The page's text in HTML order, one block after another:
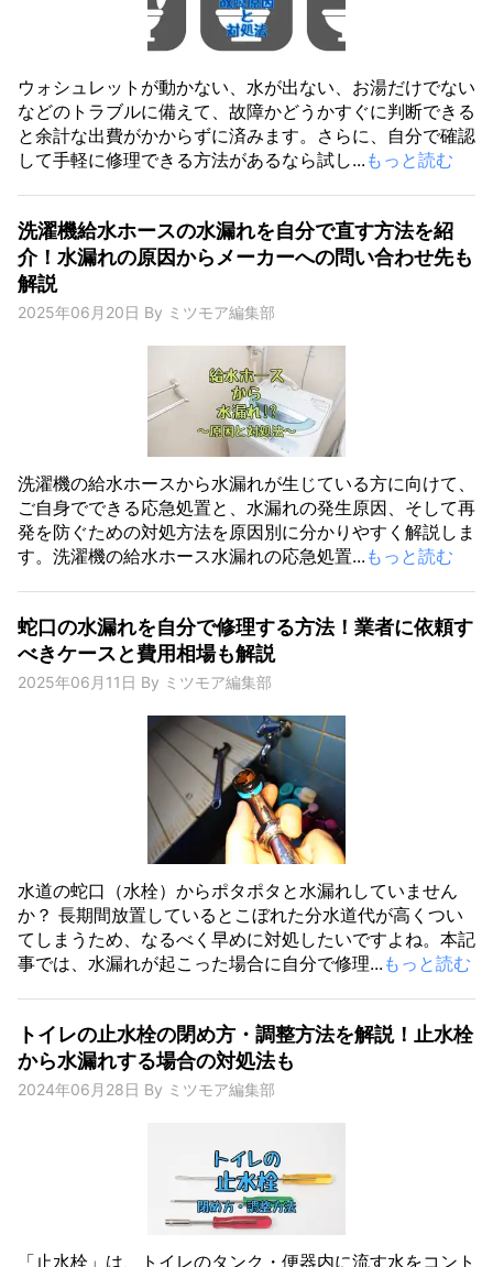
ウォシュレットが動かない、水が出ない、お湯だけでない
などのトラブルに備えて、故障かどうかすぐに判断できる
と余計な出費がかからずに済みます。さらに、自分で確認
して手軽に修理できる方法があるなら試し... もっと読む
洗濯機給水ホースの水漏れを自分で直す方法を紹
介！水漏れの原因からメーカーへの問い合わせ先も
解説
2025年06月20日 By ミツモア編集部
洗濯機の給水ホースから水漏れが生じている方に向けて、
ご自身でできる応急処置と、水漏れの発生原因、そして再
発を防ぐための対処方法を原因別に分かりやすく解説しま
す。洗濯機の給水ホース水漏れの応急処置... もっと読む
蛇口の水漏れを自分で修理する方法！業者に依頼す
べきケースと費用相場も解説
2025年06月11日 By ミツモア編集部
水道の蛇口（水栓）からポタポタと水漏れしていません
か？ 長期間放置しているとこぼれた分水道代が高くつい
てしまうため、なるべく早めに対処したいですよね。本記
事では、水漏れが起こった場合に自分で修理... もっと読む
トイレの止水栓の閉め方・調整方法を解説！止水栓
から水漏れする場合の対処法も
2024年06月28日 By ミツモア編集部
「止水栓」は、トイレのタンク・便器内に流す水をコント